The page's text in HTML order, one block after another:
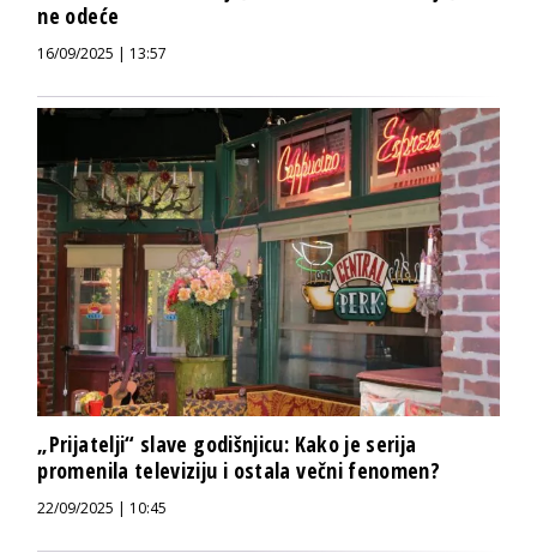
ne odeće
16/09/2025 | 13:57
„Prijatelji“ slave godišnjicu: Kako je serija
promenila televiziju i ostala večni fenomen?
22/09/2025 | 10:45